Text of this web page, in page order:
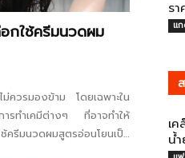
กใช้ครีมนวดผม
ควรมองข้าม โดยเฉพาะใน
ารทำเคมีต่างๆ ที่อาจทำให้
ครีมนวดผมสูตรอ่อนโยนเป็น
รา
แก
เ
น้